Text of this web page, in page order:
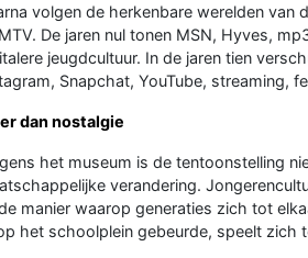
volgen de herkenbare werelden van
De jaren nul tonen MSN, Hyves,
jeugdcultuur. In de jaren tien
Snapchat, YouTube, streaming,
dan nostalgie
het museum is de tentoonstelling
verandering.
manier waarop generaties zich tot
het schoolplein gebeurde, speelt zich